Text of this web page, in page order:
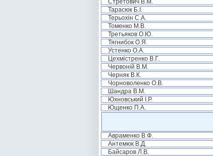
Стретович В.М.
Тарасюк Б.І.
Терьохін С.А.
Томенко М.В.
Третьяков О.Ю.
Тягнибок О.Я.
Устенко О.А.
Цехмістренко В.Г.
Червоній В.М.
Черняк В.К.
Чорноволенко О.В.
Шандра В.М.
Юхновський І.Р.
Ющенко П.А.
Авраменко В.Ф.
Антемюк В.Д.
Байсаров Л.В.